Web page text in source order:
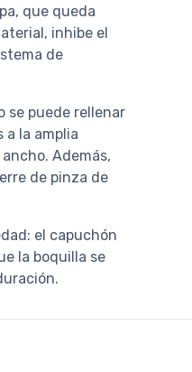
que queda
inhibe el
de
se puede rellenar
la amplia
Además,
de pinza de
el capuchón
la boquilla se